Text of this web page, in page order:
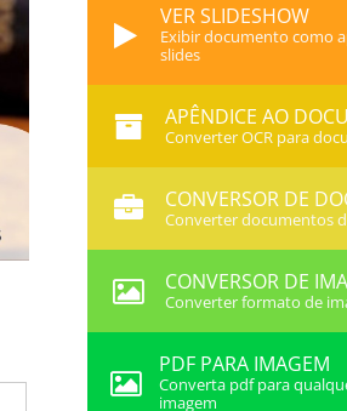
VER SLIDESHOW
Exibir documento como
slides
APÊNDICE AO
Converter OCR para
CONVERSOR DE
Converter documentos
CONVERSOR DE
Converter formato de
PDF PARA IMAGEM
Converta pdf para
imagem